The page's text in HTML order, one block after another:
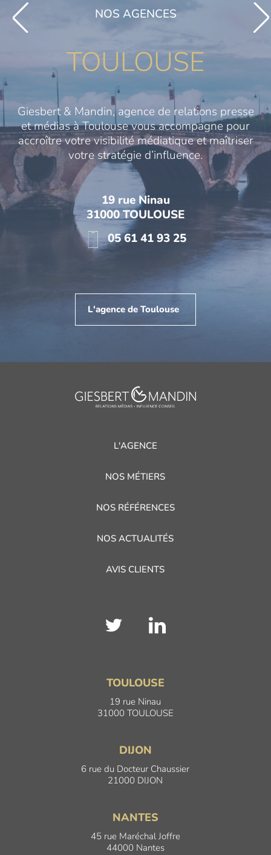
NOS AGENCES
TOULOUSE
Giesbert & Mandin, agence de relations presse
et médias à Toulouse vous accompagne pour
accroître votre visibilité médiatique et maîtriser
votre stratégie d’influence.
19 rue Ninau
31000 TOULOUSE
05 61 41 93 25
L'agence de Toulouse
L'AGENCE
NOS MÉTIERS
NOS RÉFÉRENCES
NOS ACTUALITÉS
AVIS CLIENTS
TOULOUSE
19 rue Ninau
31000 TOULOUSE
DIJON
6 rue du Docteur Chaussier
21000 DIJON
NANTES
45 rue Maréchal Joffre
44000 Nantes